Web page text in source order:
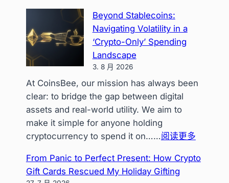
Crypto:
The
to
Spending
Digital
Assets
in
Beyond Stablecoins:
Navigating Volatility in a
‘Crypto-Only’ Spending
Landscape
3. 8 月 2026
At CoinsBee, our mission has always been
clear: to bridge the gap between digital
assets and real-world utility. We aim to
make it simple for anyone holding
cryptocurrency to spend it on……阅读更多：
From Panic to Perfect Present: How Crypto
Gift Cards Rescued My Holiday Gifting